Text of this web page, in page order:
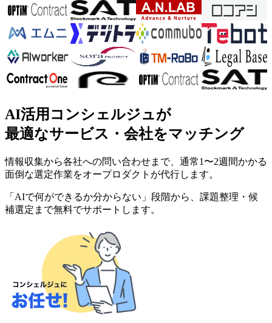
AI活用コンシェルジュが
最適なサービス・会社をマッチング
情報収集から各社への問い合わせまで、通常1〜2週間かかる
面倒な選定作業をオープロダクトが代行します。
「AIで何ができるか分からない」段階から、課題整理・候
補選定まで無料でサポートします。